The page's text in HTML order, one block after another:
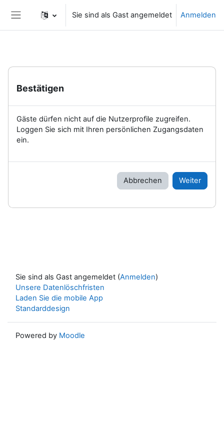
Website-Übersicht
Sie sind als Gast angemeldet Anmelden
Bestätigen
Gäste dürfen nicht auf die Nutzerprofile zugreifen.
Loggen Sie sich mit Ihren persönlichen Zugangsdaten
ein.
Abbrechen Weiter
Sie sind als Gast angemeldet (Anmelden)
Unsere Datenlöschfristen
Laden Sie die mobile App
Standarddesign
Powered by Moodle